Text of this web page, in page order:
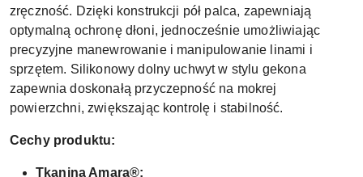
zręczność. Dzięki konstrukcji pół palca, zapewniają
optymalną ochronę dłoni, jednocześnie umożliwiając
precyzyjne manewrowanie i manipulowanie linami i
sprzętem. Silikonowy dolny uchwyt w stylu gekona
zapewnia doskonałą przyczepność na mokrej
powierzchni, zwiększając kontrolę i stabilność.
Cechy produktu:
Tkanina Amara®: